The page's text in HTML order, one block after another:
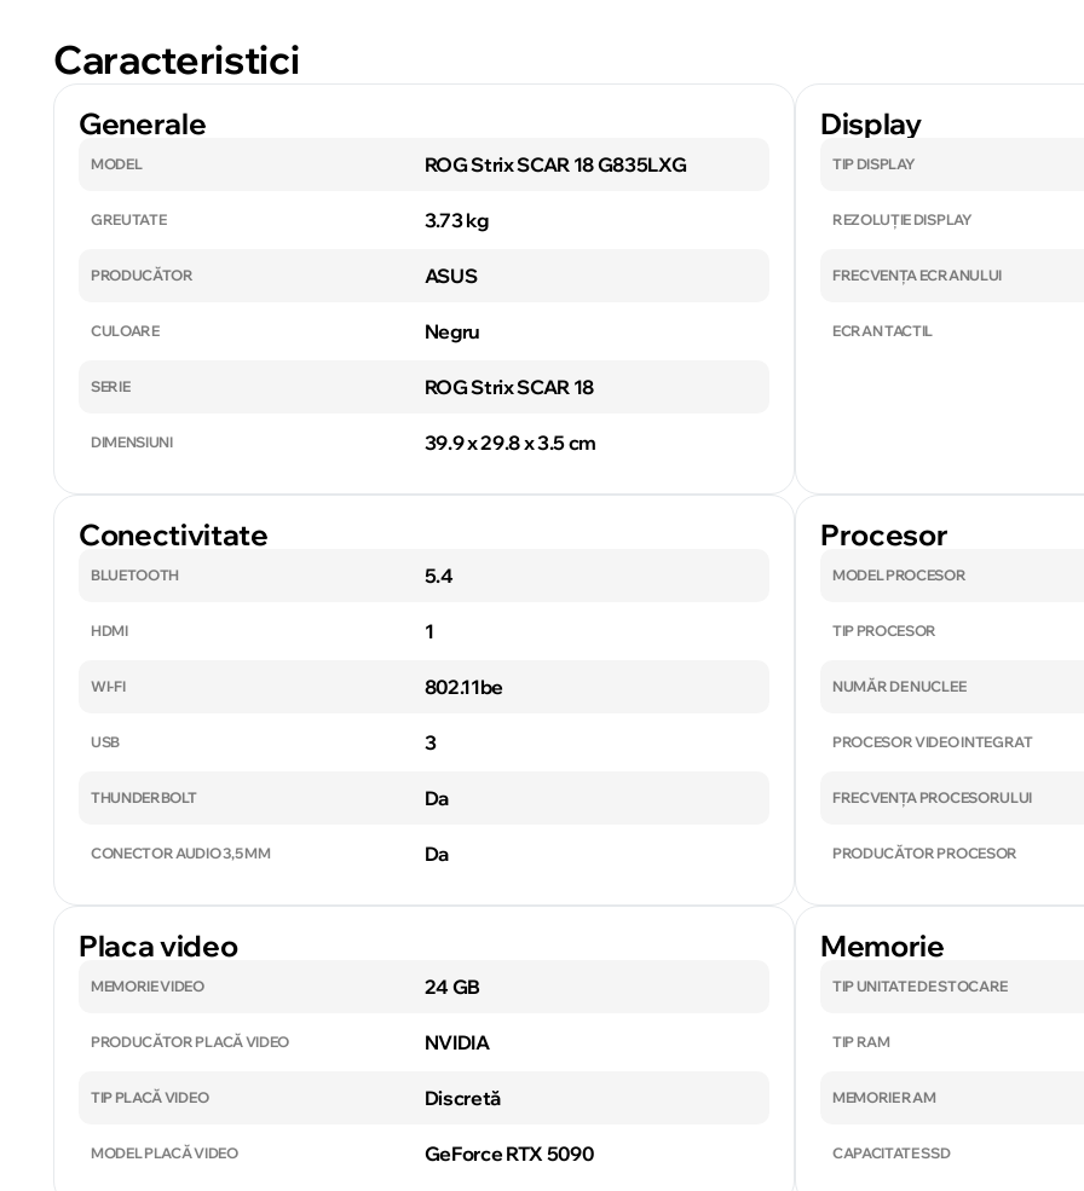
Caracteristici
Generale
MODEL ROG Strix SCAR 18 G835LXG
GREUTATE 3.73 kg
PRODUCĂTOR ASUS
CULOARE Negru
SERIE ROG Strix SCAR 18
DIMENSIUNI 39.9 x 29.8 x 3.5 cm
Display
TIP DISPLAY
REZOLUȚIE DISPLAY
FRECVENȚA ECRANULUI
ECRAN TACTIL
Conectivitate
BLUETOOTH 5.4
HDMI 1
WI-FI 802.11be
USB 3
THUNDERBOLT Da
CONECTOR AUDIO 3,5 MM Da
Procesor
MODEL PROCESOR
TIP PROCESOR
NUMĂR DE NUCLEE
PROCESOR VIDEO INTEGRAT
FRECVENȚA PROCESORULUI
PRODUCĂTOR PROCESOR
Placa video
MEMORIE VIDEO 24 GB
PRODUCĂTOR PLACĂ VIDEO NVIDIA
TIP PLACĂ VIDEO Discretă
MODEL PLACĂ VIDEO GeForce RTX 5090
Memorie
TIP UNITATE DE STOCARE
TIP RAM
MEMORIE RAM
CAPACITATE SSD